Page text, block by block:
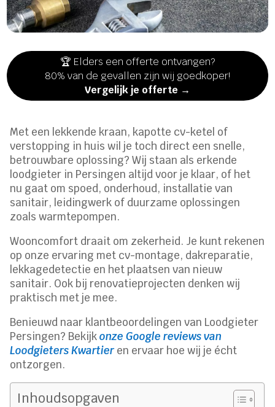
🏆 Elders een offerte ontvangen?
80% van de gevallen zijn wij goedkoper!
Vergelijk je offerte →
Met een lekkende kraan, kapotte cv-ketel of
verstopping in huis wil je toch direct een snelle,
betrouwbare oplossing? Wij staan als erkende
loodgieter in Persingen altijd voor je klaar, of het
nu gaat om spoed, onderhoud, installatie van
sanitair, leidingwerk of duurzame oplossingen
zoals warmtepompen.
Wooncomfort draait om zekerheid. Je kunt rekenen
op onze ervaring met cv-montage, dakreparatie,
lekkagedetectie en het plaatsen van nieuw
sanitair. Ook bij renovatieprojecten denken wij
praktisch met je mee.
Benieuwd naar klantbeoordelingen van Loodgieter
Persingen? Bekijkonze Google reviews van
Loodgieters Kwartier en ervaar hoe wij je écht
ontzorgen.
Inhoudsopgaven